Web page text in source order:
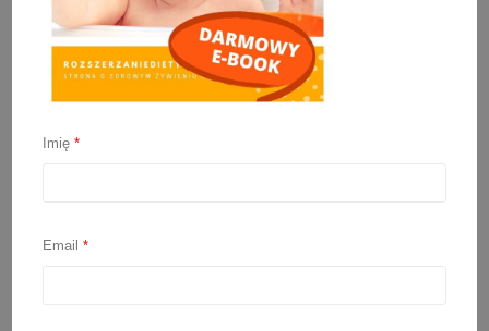
Jakie mięso dla
najlepsze?
Imię*
Email*